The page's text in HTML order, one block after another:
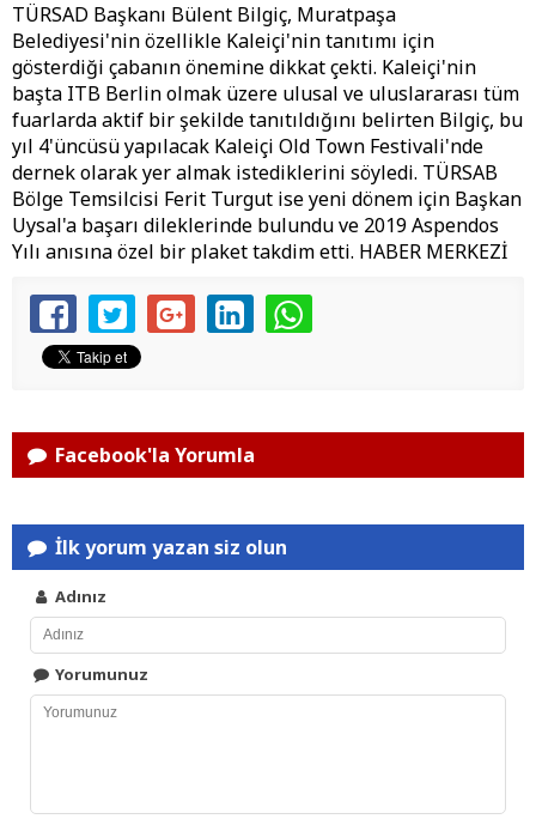
TÜRSAD Başkanı Bülent Bilgiç, Muratpaşa
Belediyesi'nin özellikle Kaleiçi'nin tanıtımı için
gösterdiği çabanın önemine dikkat çekti. Kaleiçi'nin
başta ITB Berlin olmak üzere ulusal ve uluslararası tüm
fuarlarda aktif bir şekilde tanıtıldığını belirten Bilgiç, bu
yıl 4'üncüsü yapılacak Kaleiçi Old Town Festivali'nde
dernek olarak yer almak istediklerini söyledi. TÜRSAB
Bölge Temsilcisi Ferit Turgut ise yeni dönem için Başkan
Uysal'a başarı dileklerinde bulundu ve 2019 Aspendos
Yılı anısına özel bir plaket takdim etti. HABER MERKEZİ
Facebook'la Yorumla
İlk yorum yazan siz olun
Adınız
Yorumunuz